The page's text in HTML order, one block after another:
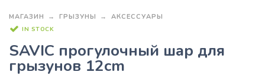
МАГАЗИН ГРЫЗУНЫ АКСЕССУАРЫ
IN STOCK
SAVIC прогулочный шар для
грызунов 12cm